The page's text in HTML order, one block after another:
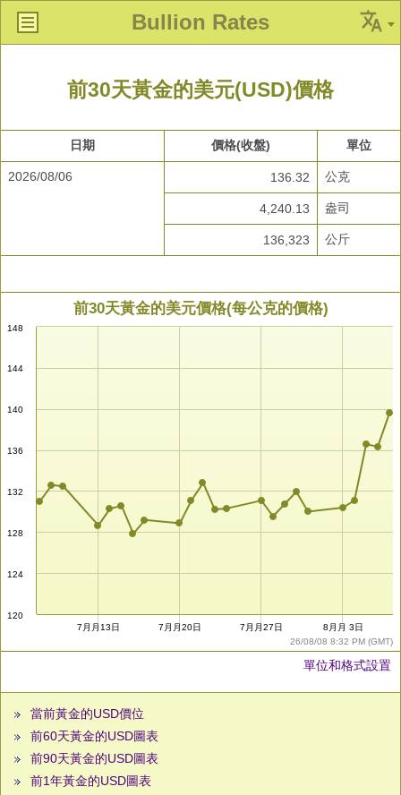
Bullion Rates
前30天黃金的美元(USD)價格
日期 價格(收盤) 單位
2026/08/06 136.32 公克
4,240.13 盎司
136,323 公斤
26/08/08 8:32 PM (GMT)
前30天黃金的美元價格(每公克的價格)
120
124
128
132
136
140
144
148
7月月13日 7月月20日 7月月27日 8月月 3日
單位和格式設置
當前黃金的USD價位
前60天黃金的USD圖表
前90天黃金的USD圖表
前1年黃金的USD圖表